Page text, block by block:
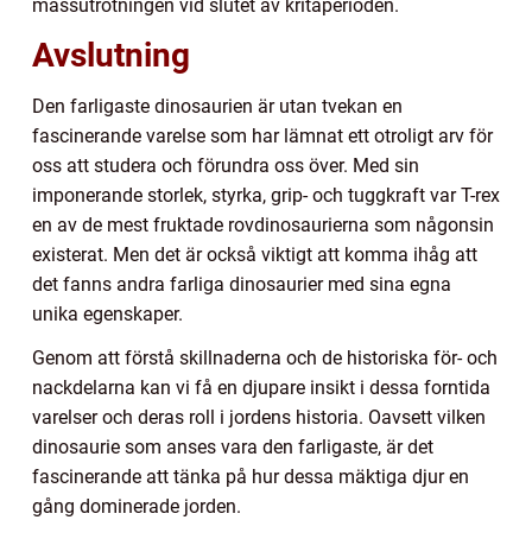
massutrotningen vid slutet av kritaperioden.
Avslutning
Den farligaste dinosaurien är utan tvekan en
fascinerande varelse som har lämnat ett otroligt arv för
oss att studera och förundra oss över. Med sin
imponerande storlek, styrka, grip- och tuggkraft var T-rex
en av de mest fruktade rovdinosaurierna som någonsin
existerat. Men det är också viktigt att komma ihåg att
det fanns andra farliga dinosaurier med sina egna
unika egenskaper.
Genom att förstå skillnaderna och de historiska för- och
nackdelarna kan vi få en djupare insikt i dessa forntida
varelser och deras roll i jordens historia. Oavsett vilken
dinosaurie som anses vara den farligaste, är det
fascinerande att tänka på hur dessa mäktiga djur en
gång dominerade jorden.